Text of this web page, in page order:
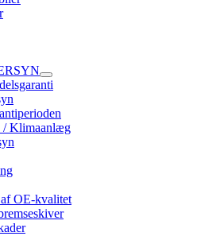
/ Klimaanlæg
OE-kvalitet